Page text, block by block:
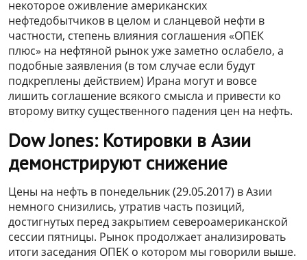
некоторое оживление американских
нефтедобытчиков в целом и сланцевой нефти в
частности, степень влияния соглашения «ОПЕК
плюс» на нефтяной рынок уже заметно ослабело, а
подобные заявления (в том случае если будут
подкреплены действием) Ирана могут и вовсе
лишить соглашение всякого смысла и привести ко
второму витку существенного падения цен на нефть.
Dow Jones: Котировки в Азии
демонстрируют снижение
Цены на нефть в понедельник (29.05.2017) в Азии
немного снизились, утратив часть позиций,
достигнутых перед закрытием североамериканской
сессии пятницы. Рынок продолжает анализировать
итоги заседания ОПЕК о котором мы говорили выше.